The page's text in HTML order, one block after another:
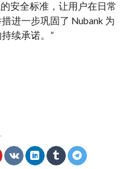
安全标准，让用户在日常
进一步巩固了 Nubank 为
续承诺。”